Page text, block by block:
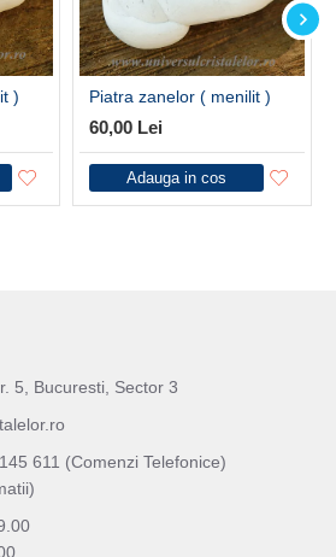
) Piatra zanelor ( menilit )
60,00 Lei
Adauga in cos
5, Bucuresti, Sector 3
611 (Comenzi Telefonice)